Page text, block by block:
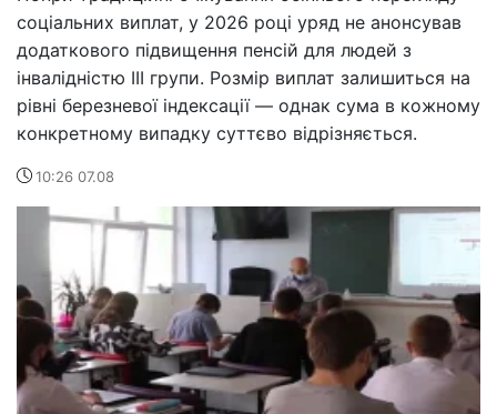
соціальних виплат, у 2026 році уряд не анонсував
додаткового підвищення пенсій для людей з
інвалідністю III групи. Розмір виплат залишиться на
рівні березневої індексації — однак сума в кожному
конкретному випадку суттєво відрізняється.
10:26 07.08